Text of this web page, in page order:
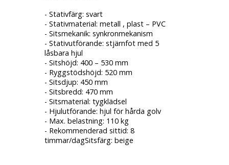
- Stativfärg: svart
- Stativmaterial: metall , plast – PVC
- Sitsmekanik: synkronmekanism
- Stativutförande: stjärnfot med 5
låsbara hjul
- Sitshöjd: 400 – 530 mm
- Ryggstödshöjd: 520 mm
- Sitsdjup: 450 mm
- Sitsbredd: 470 mm
- Sitsmaterial: tygklädsel
- Hjulutförande: hjul för hårda golv
- Max. belastning: 110 kg
- Rekommenderad sittid: 8
timmar/dagSitsfärg: beige